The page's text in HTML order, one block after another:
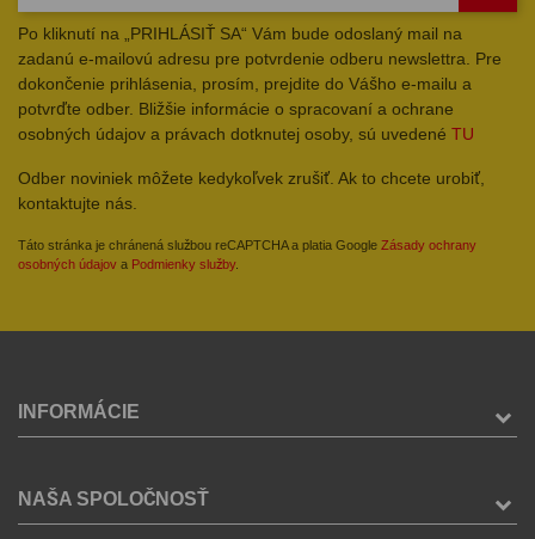
Po kliknutí na „PRIHLÁSIŤ SA“ Vám bude odoslaný mail na
zadanú e-mailovú adresu pre potvrdenie odberu newslettra. Pre
dokončenie prihlásenia, prosím, prejdite do Vášho e-mailu a
potvrďte odber. Bližšie informácie o spracovaní a ochrane
osobných údajov a právach dotknutej osoby, sú uvedené TU
Odber noviniek môžete kedykoľvek zrušiť. Ak to chcete urobiť,
kontaktujte nás.
Táto stránka je chránená službou reCAPTCHA a platia Google Zásady ochrany
osobných údajov a Podmienky služby.
INFORMÁCIE
NAŠA SPOLOČNOSŤ